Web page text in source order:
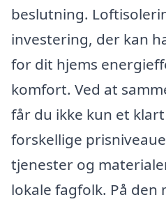
beslutning.
investering, der kan
for dit hjems
komfort. Ved at
får du ikke kun et
forskellige
tjenester og
lokale fagfolk. På